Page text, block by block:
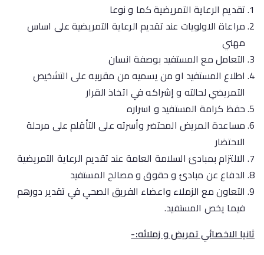
تقديم الرعاية التمريضية كما و نوعا
مراعاة الاولويات عند تقديم الرعاية التمريضية على اساس
مهني
التعامل مع المستفيد بوصفة انسان
اطلاع المستفيد او من يسميه من مقربيه على التشخيص
التمريضي لحالته و إشراكه في اتخاذ القرار
حفظ كرامة المستفيد و اسراره
مساعدة المريض المحتضر وأسرته على التأقلم على مرحلة
الاحتضار
الالتزام بمبادئ السلامة العامة عند تقديم الرعاية التمريضية
الدفاع عن مبادئ و حقوق و مصالح المستفيد
التعاون مع الزملاء واعضاء الفريق الصحي في تقدير دورهم
فيما يخص المستفيد.
ثانيا الاخصائي تمريض و زملائه:-